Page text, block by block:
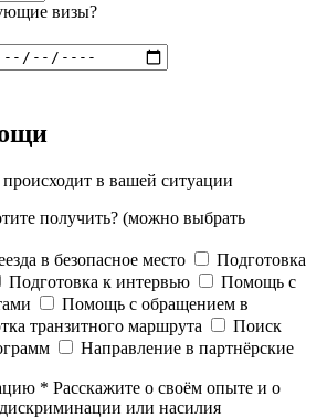
визы?
в вашей ситуации
получить? (можно выбрать
в безопасное место
Подготовка
Подготовка к интервью
Помощь с
Помощь с обращением в
транзитного маршрута
Поиск
Направление в партнёрские
* Расскажите о своём опыте и о
или насилия